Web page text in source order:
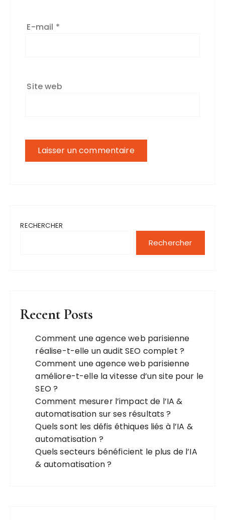
E-mail *
Site web
RECHERCHER
Rechercher
Recent Posts
Comment une agence web parisienne
réalise-t-elle un audit SEO complet ?
Comment une agence web parisienne
améliore-t-elle la vitesse d’un site pour le
SEO ?
Comment mesurer l’impact de l’IA &
automatisation sur ses résultats ?
Quels sont les défis éthiques liés à l’IA &
automatisation ?
Quels secteurs bénéficient le plus de l’IA
& automatisation ?